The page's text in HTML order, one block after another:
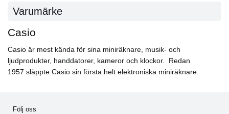
Varumärke
Casio
Casio är mest kända för sina miniräknare, musik- och
ljudprodukter, handdatorer, kameror och klockor. Redan
1957 släppte Casio sin första helt elektroniska miniräknare.
Följ oss